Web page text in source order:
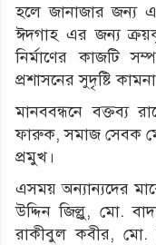
হলে জানাজার জন্য
ঈদগাহ এর জন্য
নির্মাণের কাজটি
প্রশাসনের সুদৃষ্টি
মানববন্ধনে বক্তব্য
ফারুক, সমাজ সেবক
প্রমুখ।
এসময় অন্যান্যদের
উদ্দিন জিল্লু, মো.
রাকীবুল কবীর, মো.